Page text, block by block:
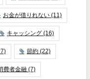
お金が借りれない (11)
キャッシング (16)
節約 (22)
費者金融 (7)